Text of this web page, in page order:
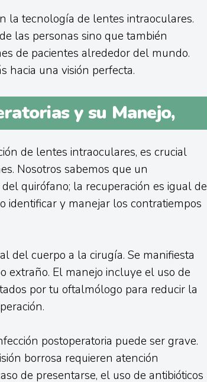
la tecnología de lentes intraoculares.
las personas sino que también
de pacientes alrededor del mundo.
hacia una visión perfecta.
y su Manejo,
de lentes intraoculares, es crucial
Nosotros sabemos que un
quirófano; la recuperación es igual de
identificar y manejar los contratiempos
del cuerpo a la cirugía. Se manifiesta
extraño. El manejo incluye el uso de
por tu oftalmólogo para reducir la
postoperatoria puede ser grave.
borrosa requieren atención
de presentarse, el uso de antibióticos